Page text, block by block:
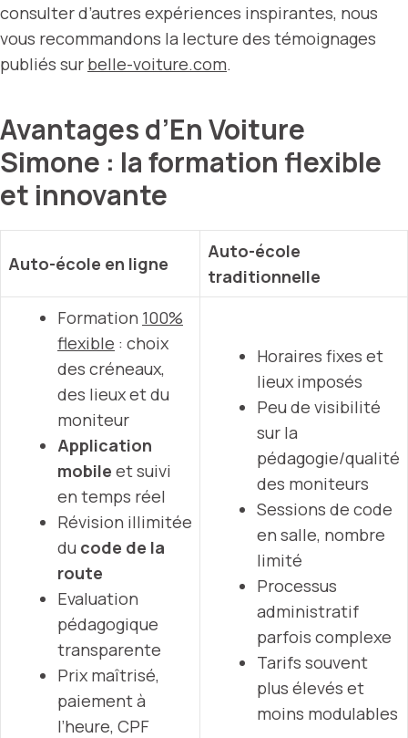
consulter d’autres expériences inspirantes, nous
vous recommandons la lecture des témoignages
publiés sur belle-voiture.com.
Avantages d’En Voiture
Simone : la formation flexible
et innovante
Auto-école en ligne
Auto-école
traditionnelle
Formation 100%
flexible : choix
des créneaux,
des lieux et du
moniteur
Application
mobile et suivi
en temps réel
Révision illimitée
du code de la
route
Evaluation
pédagogique
transparente
Prix maîtrisé,
paiement à
l’heure, CPF
Horaires fixes et
lieux imposés
Peu de visibilité
sur la
pédagogie/qualité
des moniteurs
Sessions de code
en salle, nombre
limité
Processus
administratif
parfois complexe
Tarifs souvent
plus élevés et
moins modulables